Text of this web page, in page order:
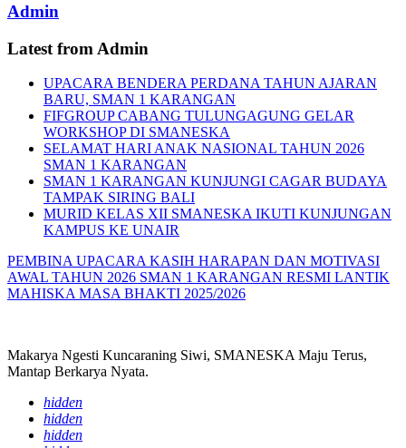
Admin
Latest from Admin
UPACARA BENDERA PERDANA TAHUN AJARAN
BARU, SMAN 1 KARANGAN
FIFGROUP CABANG TULUNGAGUNG GELAR
WORKSHOP DI SMANESKA
SELAMAT HARI ANAK NASIONAL TAHUN 2026
SMAN 1 KARANGAN
SMAN 1 KARANGAN KUNJUNGI CAGAR BUDAYA
TAMPAK SIRING BALI
MURID KELAS XII SMANESKA IKUTI KUNJUNGAN
KAMPUS KE UNAIR
PEMBINA UPACARA KASIH HARAPAN DAN MOTIVASI
AWAL TAHUN 2026 SMAN 1 KARANGAN RESMI LANTIK
MAHISKA MASA BHAKTI 2025/2026
Makarya Ngesti Kuncaraning Siwi, SMANESKA Maju Terus,
Mantap Berkarya Nyata.
hidden
hidden
hidden